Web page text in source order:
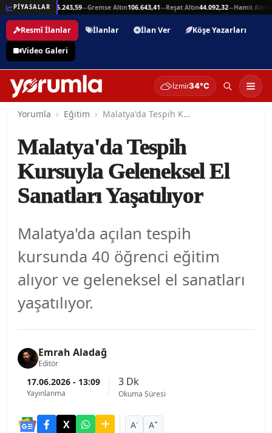
PİYASALAR
—Beşli Altın215.243,59—Gremse Altın106.643,41—Reşat Altın44.092,32—Hamit Altın
Resmî İlanlar İlanlar İlan Ver
Köşe Yazarları
Video Galeri
İzmir34°C
Yorumla Eğitim Malatya'da Tespih Kursuyla Geleneksel El Sanatları Yaşatılıyor
Malatya'da Tespih
Kursuyla Geleneksel El
Sanatları Yaşatılıyor
Malatya'da açılan tespih
kursunda 40 öğrenci eğitim
alıyor ve geleneksel el sanatları
yaşatılıyor.
Emrah Aladağ
Editör
17.06.2026 - 13:09
Yayınlanma
3 Dk
Okuma Süresi
A- A+